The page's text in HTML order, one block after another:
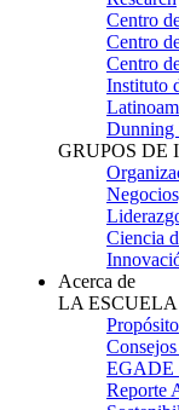
Centro
Centro
Centro
Instituto
Dunning
GRUPOS DE
Ciencia
Acerca de
LA ESCUELA
Propósito
EGADE
Reporte